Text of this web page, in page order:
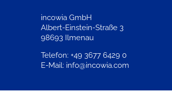
incowia GmbH
Albert-Einstein-Straße 3
98693 Ilmenau
Telefon: +49 3677 6429 0
E-Mail: info@incowia.com